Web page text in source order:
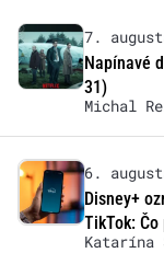
7.
Napínavé
31)
Michal
6.
Disney+
TikTok:
Katarína